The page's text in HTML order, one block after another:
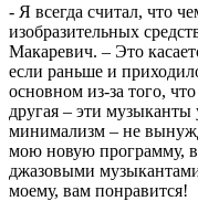
- Я всегда считал, что
изобразительных
Макаревич. – Это
если раньше и
основном из-за того,
другая – эти
минимализм – не
мою новую программу, в
джазовыми
моему, вам понравится!